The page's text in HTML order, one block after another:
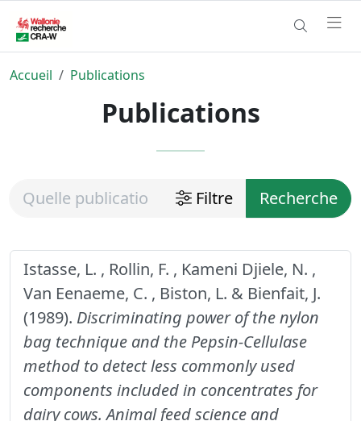
Accueil Publications
Publications
Filtre Recherche
Istasse, L. , Rollin, F. , Kameni Djiele, N. ,
Van Eenaeme, C. , Biston, L. & Bienfait, J.
(1989). Discriminating power of the nylon
bag technique and the Pepsin-Cellulase
method to detect less commonly used
components included in concentrates for
dairy cows. Animal feed science and